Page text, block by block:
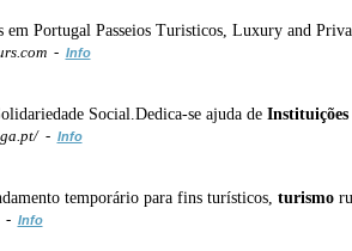
Portugal Passeios Turisticos, Luxury and
- Info
Social.Dedica-se ajuda de Instituições
- Info
temporário para fins turísticos, turismo
- Info